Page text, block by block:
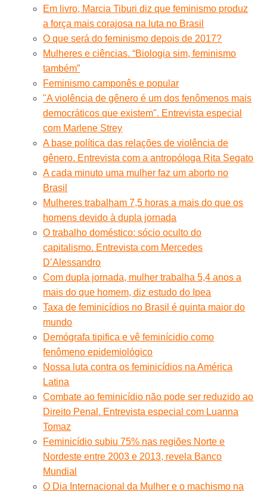
Em livro, Marcia Tiburi diz que feminismo produz
a força mais corajosa na luta no Brasil
O que será do feminismo depois de 2017?
Mulheres e ciências. “Biologia sim, feminismo
também”
Feminismo camponês e popular
"A violência de gênero é um dos fenômenos mais
democráticos que existem". Entrevista especial
com Marlene Strey
A base política das relações de violência de
gênero. Entrevista com a antropóloga Rita Segato
A cada minuto uma mulher faz um aborto no
Brasil
Mulheres trabalham 7,5 horas a mais do que os
homens devido à dupla jornada
O trabalho doméstico: sócio oculto do
capitalismo. Entrevista com Mercedes
D’Alessandro
Com dupla jornada, mulher trabalha 5,4 anos a
mais do que homem, diz estudo do Ipea
Taxa de feminicídios no Brasil é quinta maior do
mundo
Demógrafa tipifica e vê feminícidio como
fenômeno epidemiológico
Nossa luta contra os feminicídios na América
Latina
Combate ao feminicídio não pode ser reduzido ao
Direito Penal. Entrevista especial com Luanna
Tomaz
Feminicídio subiu 75% nas regiões Norte e
Nordeste entre 2003 e 2013, revela Banco
Mundial
O Dia Internacional da Mulher e o machismo na